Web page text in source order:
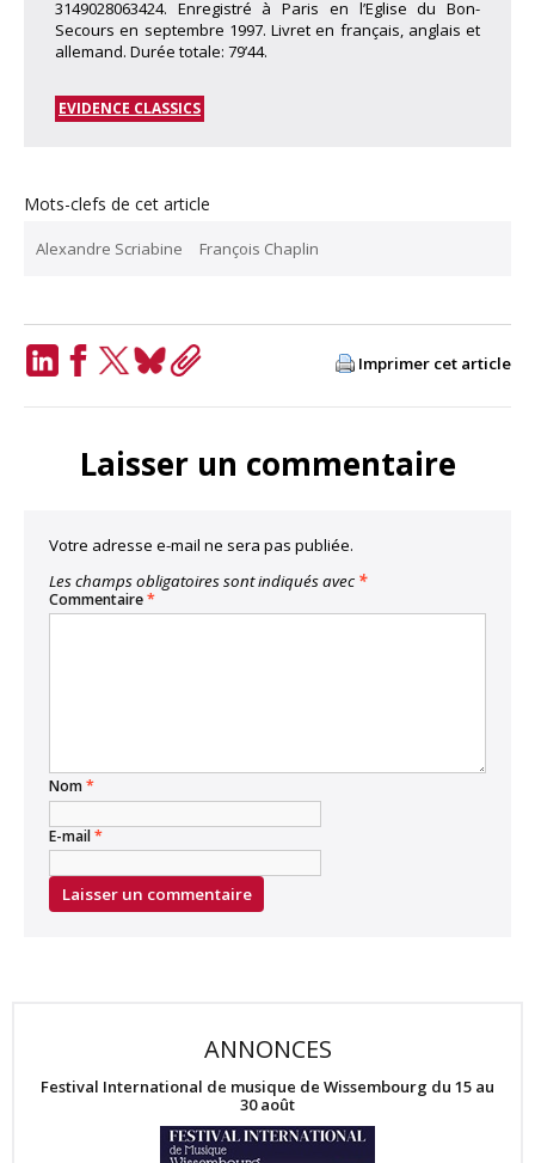
3149028063424. Enregistré à Paris en l’Eglise du Bon-
Secours en septembre 1997. Livret en français, anglais et
allemand. Durée totale: 79’44.
EVIDENCE CLASSICS
Mots-clefs de cet article
Alexandre Scriabine François Chaplin
Imprimer cet article
Laisser un commentaire
Votre adresse e-mail ne sera pas publiée.
Les champs obligatoires sont indiqués avec *
Commentaire*
Nom*
E-mail*
ANNONCES
Festival International de musique de Wissembourg du 15 au
30 août